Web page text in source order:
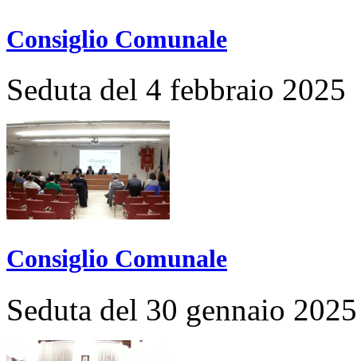
Consiglio Comunale
Seduta del 4 febbraio 2025
Consiglio Comunale
Seduta del 30 gennaio 2025